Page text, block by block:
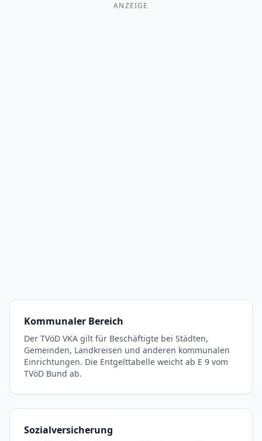
ANZEIGE
Kommunaler Bereich
Der TVöD VKA gilt für Beschäftigte bei Städten,
Gemeinden, Landkreisen und anderen kommunalen
Einrichtungen. Die Entgelttabelle weicht ab E 9 vom
TVöD Bund ab.
Sozialversicherung